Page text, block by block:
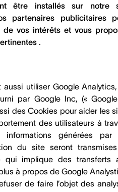
être installés sur notre
partenaires publicitaires
vos intérêts et vous
.
utiliser Google
par Google Inc, («
des Cookies pour aider les
des utilisateurs à
informations générées par
du site seront
qui implique des transferts
à propos de Google
de faire l’objet des